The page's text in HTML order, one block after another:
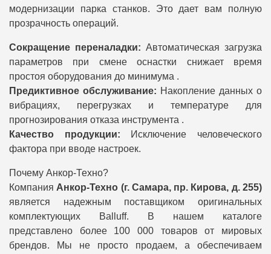
модернизации парка станков. Это дает вам полную
прозрачность операций.
Сокращение переналадки: Автоматическая загрузка
параметров при смене оснастки снижает время
простоя оборудования до минимума .
Предиктивное обслуживание: Накопление данных о
вибрациях, перегрузках и температуре для
прогнозирования отказа инструмента .
Качество продукции: Исключение человеческого
фактора при вводе настроек.
Почему Анкор-Техно?
Компания Анкор-Техно (г. Самара, пр. Кирова, д. 255)
является надежным поставщиком оригинальных
комплектующих Balluff. В нашем каталоге
представлено более 100 000 товаров от мировых
брендов. Мы не просто продаем, а обеспечиваем